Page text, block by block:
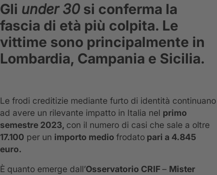
Gli under 30si conferma la
fascia di età più colpita. Le
vittime sono principalmente in
Lombardia, Campania e Sicilia.
Le frodi creditizie mediante furto di identità continuano
ad avere un rilevante impatto in Italia nel primo
semestre 2023, con il numero di casi che sale a oltre
17.100 per un importo medio frodato pari a 4.845
euro.
È quanto emerge dall’Osservatorio CRIF– Mister